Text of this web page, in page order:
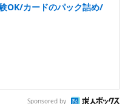
OK/カードのパック詰め/
Sponsored by